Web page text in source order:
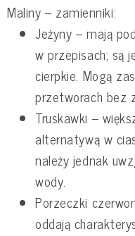
Maliny – zamienniki:
Jeżyny – mają
w przepisach; są
cierpkie. Mogą
przetworach bez
Truskawki –
alternatywą w
należy jednak
wody.
Porzeczki
oddają